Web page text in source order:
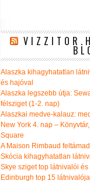
Alaszka kihagyhatatlan
és hajóval
Alaszka legszebb útja:
félsziget (1-2. nap)
Alaszkai medve-kalauz:
New York 4. nap –
Square
A Maison Rimbaud
Skócia kihagyhatatlan
Skye sziget top látnivalói
Edinburgh top 15